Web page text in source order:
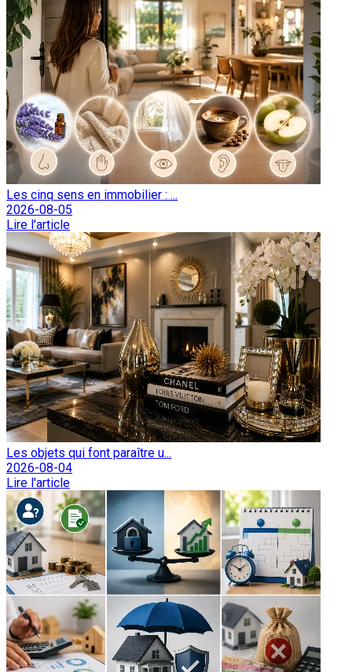
Les cinq sens en immobilier : ...
2026-08-05
Lire l'article
Les objets qui font paraître u...
2026-08-04
Lire l'article